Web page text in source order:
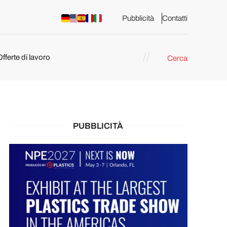
Pubblicità Contatti
di lavoro Cerca
PUBBLICITÀ